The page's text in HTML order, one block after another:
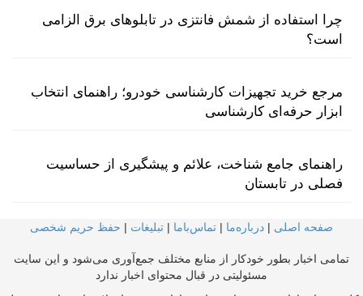
چرا استفاده از شمش فانتزی در تابلوهای برق الزامی
است؟
مرجع خرید تجهیزات کارشناسی خودرو؛ راهنمای انتخاب
ابزار حرفه‌ای کارشناسی
راهنمای جامع شناخت، علائم و پیشگیری از حساسیت
فصلی در تابستان
صفحه اصلی | درباره‌ما | تماس‌با‌ما | تبلیغات | حفظ حریم شخصی
تمامی اخبار بطور خودکار از منابع مختلف جمع‌آوری می‌شود و این سایت
مسئولیتی در قبال محتوای اخبار ندارد